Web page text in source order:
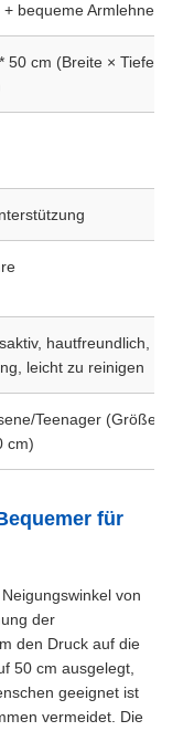
bequeme Armlehnen
50 cm (Breite × Tiefe
hautfreundlich,
leicht zu reinigen
Teenager (Größe
cm)
für
von
der
den Druck auf die
50 cm ausgelegt,
geeignet ist
vermeidet. Die